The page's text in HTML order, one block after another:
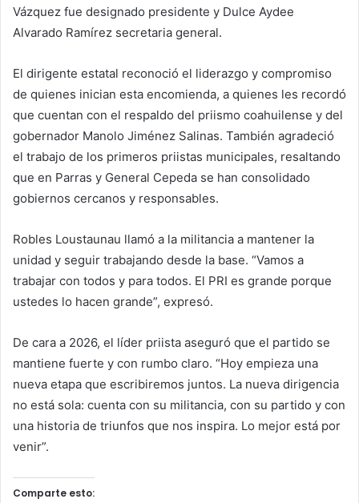
Vázquez fue designado presidente y Dulce Aydee
Alvarado Ramírez secretaria general.
El dirigente estatal reconoció el liderazgo y compromiso
de quienes inician esta encomienda, a quienes les recordó
que cuentan con el respaldo del priismo coahuilense y del
gobernador Manolo Jiménez Salinas. También agradeció
el trabajo de los primeros priistas municipales, resaltando
que en Parras y General Cepeda se han consolidado
gobiernos cercanos y responsables.
Robles Loustaunau llamó a la militancia a mantener la
unidad y seguir trabajando desde la base. “Vamos a
trabajar con todos y para todos. El PRI es grande porque
ustedes lo hacen grande”, expresó.
De cara a 2026, el líder priista aseguró que el partido se
mantiene fuerte y con rumbo claro. “Hoy empieza una
nueva etapa que escribiremos juntos. La nueva dirigencia
no está sola: cuenta con su militancia, con su partido y con
una historia de triunfos que nos inspira. Lo mejor está por
venir”.
Comparte esto: